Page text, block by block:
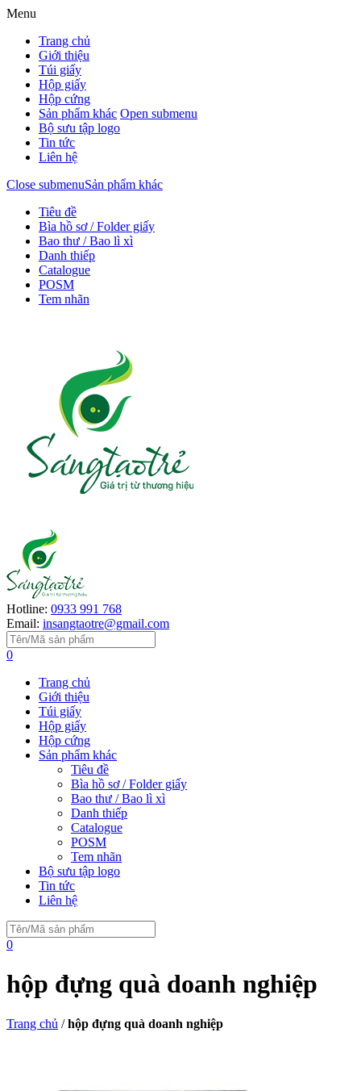
Menu
Trang chủ
Giới thiệu
Túi giấy
Hộp giấy
Hộp cứng
Sản phẩm khác Open submenu
Bộ sưu tập logo
Tin tức
Liên hệ
Close submenuSản phẩm khác
Tiêu đề
Bìa hồ sơ / Folder giấy
Bao thư / Bao lì xì
Danh thiếp
Catalogue
POSM
Tem nhãn
Hotline: 0933 991 768
Email: insangtaotre@gmail.com
0
Trang chủ
Giới thiệu
Túi giấy
Hộp giấy
Hộp cứng
Sản phẩm khác
Tiêu đề
Bìa hồ sơ / Folder giấy
Bao thư / Bao lì xì
Danh thiếp
Catalogue
POSM
Tem nhãn
Bộ sưu tập logo
Tin tức
Liên hệ
0
hộp đựng quà doanh nghiệp
Trang chủ /hộp đựng quà doanh nghiệp